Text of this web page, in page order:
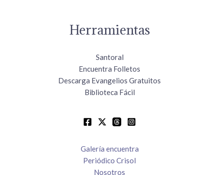
Herramientas
Santoral
Encuentra Folletos
Descarga Evangelios Gratuitos
Biblioteca Fácil
Galería encuentra
Periódico Crisol
Nosotros